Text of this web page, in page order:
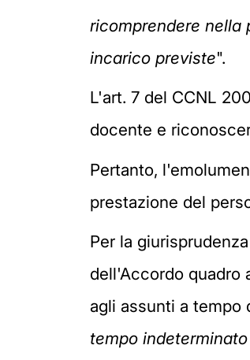
ricomprendere nella
incarico previste".
L'art. 7 del CCNL
docente e
Pertanto,
prestazione del
Per la
dell'Accordo quadro
agli assunti a tempo
tempo